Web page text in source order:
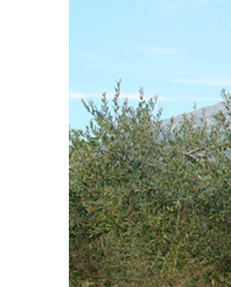
El
lluitar contra
sistemes
Actualitat
Actualitat Agricultura